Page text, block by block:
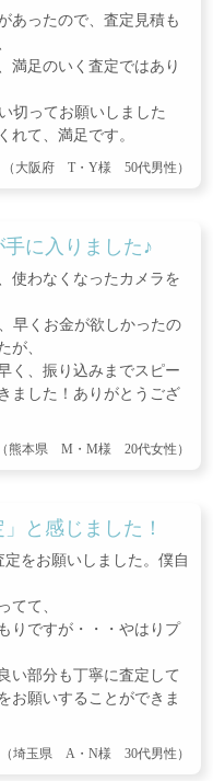
あったので、査定見積も
満足のいく査定ではあり
切ってお願いしました
れて、満足です。
（大阪府 T・Y様 50代男性）
に入りました♪
使わなくなったカメラを
早くお金が欲しかったの
が、
く、振り込みまでスピー
ました！ありがとうござ
（熊本県 M・M様 20代女性）
と感じました！
定をお願いしました。僕自
てて、
りですが・・・やはりプ
い部分も丁寧に査定して
お願いすることができま
（埼玉県 A・N様 30代男性）